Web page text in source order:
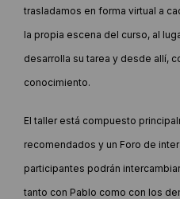
trasladamos en forma virtual a
la propia escena del curso, al
desarrolla su tarea y desde allí,
conocimiento.
El taller está compuesto
recomendados y un Foro de
participantes podrán
tanto con Pablo como con los